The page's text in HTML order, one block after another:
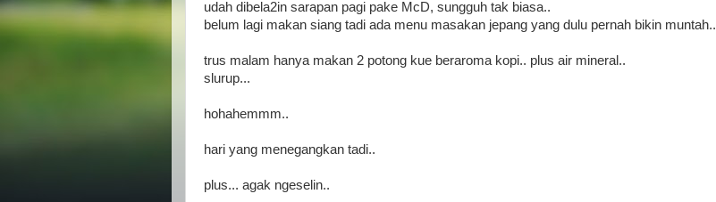
udah dibela2in sarapan pagi pake McD, sungguh tak biasa..
belum lagi makan siang tadi ada menu masakan jepang yang dulu pernah bikin muntah..
trus malam hanya makan 2 potong kue beraroma kopi.. plus air mineral..
slurup...
hohahemmm..
hari yang menegangkan tadi..
plus... agak ngeselin..